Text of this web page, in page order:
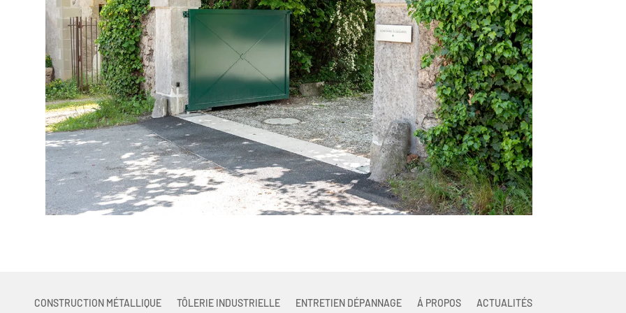
CONSTRUCTION MÉTALLIQUE TÔLERIE INDUSTRIELLE ENTRETIEN DÉPANNAGE Á PROPOS ACTUALITÉS